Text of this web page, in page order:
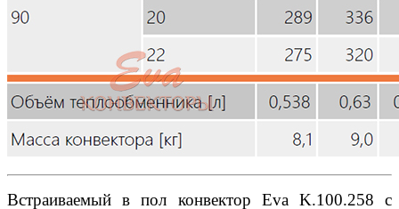
Встраиваемый в пол конвектор Eva K.100.258 с